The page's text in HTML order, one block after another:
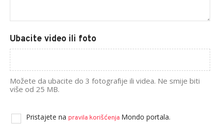
Ubacite video ili foto
Možete da ubacite do 3 fotografije ili videa. Ne smije biti
više od 25 MB.
Pristajete na pravila korišćenja Mondo portala.